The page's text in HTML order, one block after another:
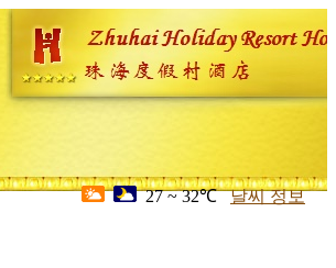
27 ~ 32℃ 날씨 정보